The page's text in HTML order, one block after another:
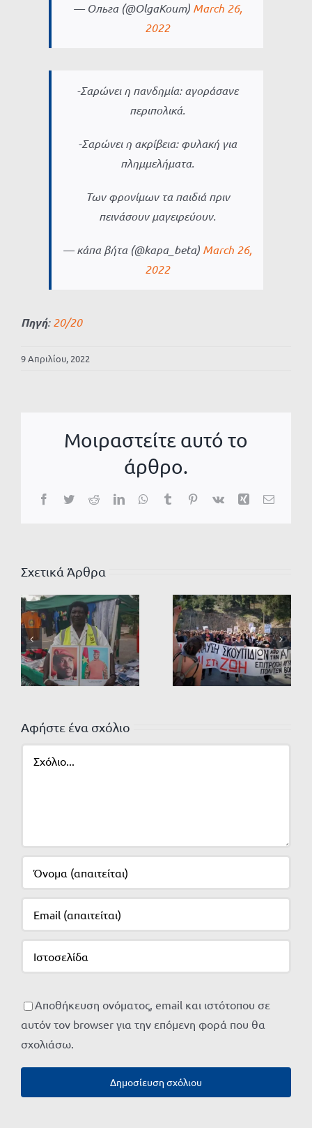
— Ольга (@OlgaKoum) March 26,
2022
-Σαρώνει η πανδημία: αγοράσανε
περιπολικά.
-Σαρώνει η ακρίβεια: φυλακή για
πλημμελήματα.
Των φρονίμων τα παιδιά πριν
πεινάσουν μαγειρεύουν.
— κάπα βήτα (@kapa_beta) March 26,
2022
Πηγή:20/20
9 Απριλίου, 2022
Μοιραστείτε αυτό το
άρθρο.
Facebook
TwitterRedditLinkedInWhatsApp
TumblrPinterest
Vk Xing Email
Σχετικά Άρθρα
Αφήστε ένα σχόλιο
Αποθήκευση ονόματος, email και ιστότοπου σε
αυτόν τον browser για την επόμενη φορά που θα
σχολιάσω.